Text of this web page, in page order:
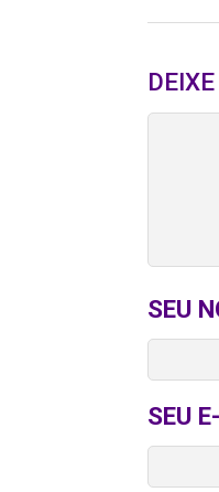
SEU
SEU